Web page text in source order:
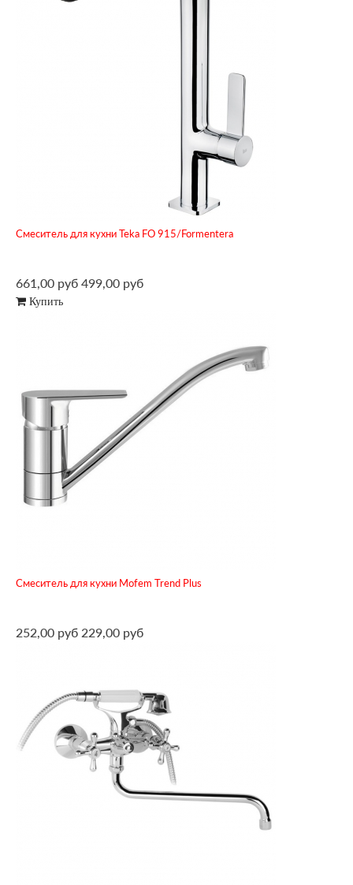
Смеситель для кухни Teka FO 915/Formentera
661,00 руб 499,00 руб
Купить
Смеситель для кухни Mofem Trend Plus
252,00 руб 229,00 руб